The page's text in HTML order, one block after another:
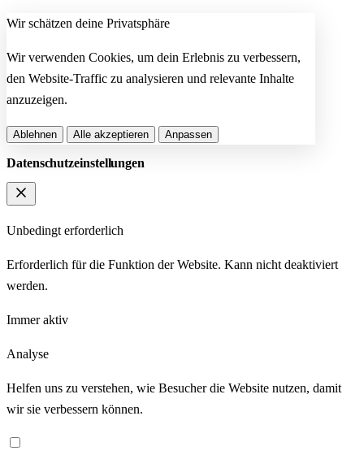
Wir schätzen deine Privatsphäre
Wir verwenden Cookies, um dein Erlebnis zu verbessern,
den Website-Traffic zu analysieren und relevante Inhalte
anzuzeigen.
Ablehnen Alle akzeptieren Anpassen
Datenschutzeinstellungen
Unbedingt erforderlich
Erforderlich für die Funktion der Website. Kann nicht deaktiviert
werden.
Immer aktiv
Analyse
Helfen uns zu verstehen, wie Besucher die Website nutzen, damit
wir sie verbessern können.